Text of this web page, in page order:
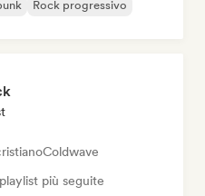
Rock progressivo
Coldwave
più seguite